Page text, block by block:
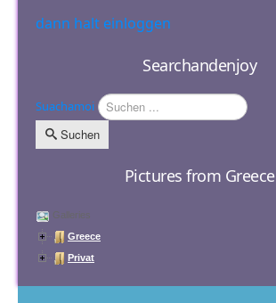
dann halt einloggen
Searchandenjoy
Suachamoi
Suchen
Pictures from Greece
Galleries
Greece
Privat